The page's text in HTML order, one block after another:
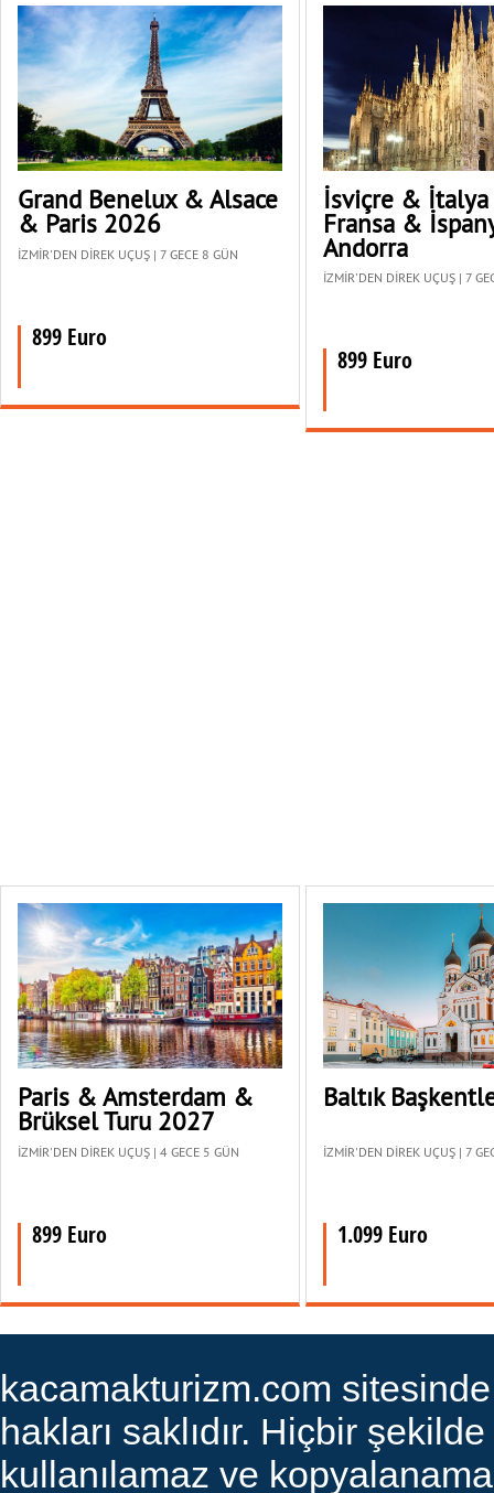
Grand Benelux & Alsace
& Paris 2026
İZMİR'DEN DİREK UÇUŞ | 7 GECE 8 GÜN
899 Euro
İsviçre &
Fransa &
Andorra
İZMİR'DEN DİREK UÇUŞ | 7
899 Euro
Paris & Amsterdam &
Brüksel Turu 2027
İZMİR'DEN DİREK UÇUŞ | 4 GECE 5 GÜN
899 Euro
Baltık
İZMİR'DEN DİREK UÇUŞ | 7
1.099 Euro
kacamakturizm.com
hakları saklıdır. Hiçbir
kullanılamaz ve